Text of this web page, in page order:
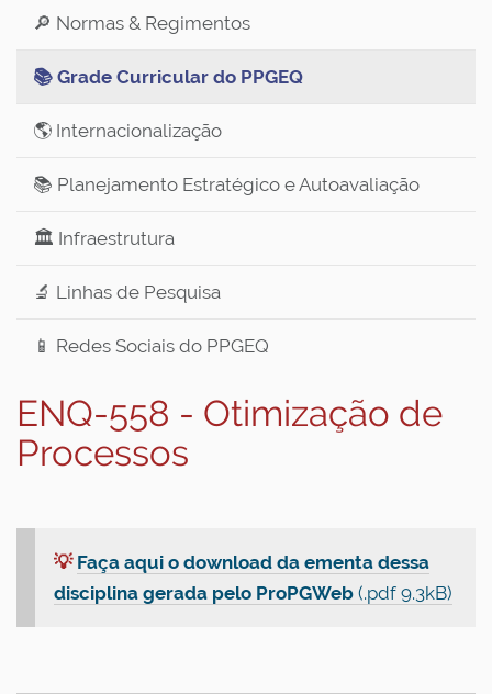
🔎 Normas & Regimentos
📚 Grade Curricular do PPGEQ
🌎 Internacionalização
📚 Planejamento Estratégico e Autoavaliação
🏛️ Infraestrutura
🔬 Linhas de Pesquisa
📱 Redes Sociais do PPGEQ
ENQ-558 - Otimização de
Processos
💡 Faça aqui o download da ementa dessa
disciplina gerada pelo ProPGWeb (.pdf 9.3kB)